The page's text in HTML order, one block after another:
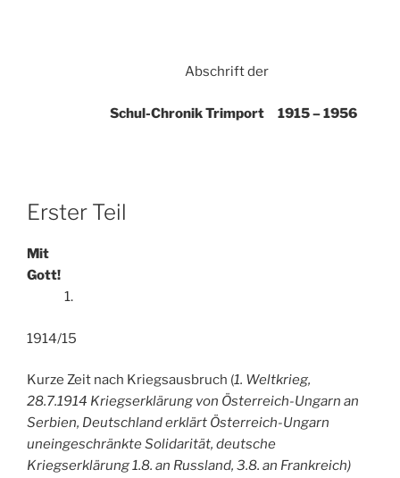
Abschrift der
Schul-Chronik Trimport 1915 – 1956
Erster Teil
Mit
Gott!
1.
1914/15
Kurze Zeit nach Kriegsausbruch (1. Weltkrieg,
28.7.1914 Kriegserklärung von Österreich-Ungarn an
Serbien, Deutschland erklärt Österreich-Ungarn
uneingeschränkte Solidarität, deutsche
Kriegserklärung 1.8. an Russland, 3.8. an Frankreich)